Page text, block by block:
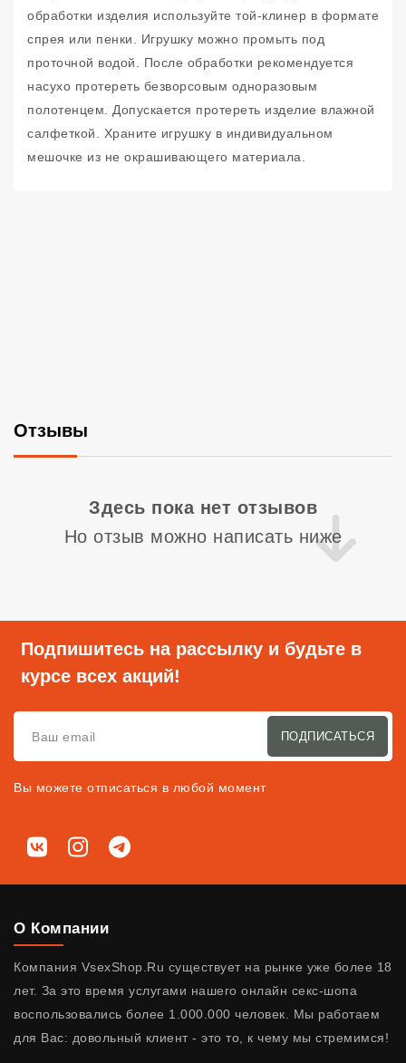
обработки изделия используйте той-клинер в формате
спрея или пенки. Игрушку можно промыть под
проточной водой. После обработки рекомендуется
насухо протереть безворсовым одноразовым
полотенцем. Допускается протереть изделие влажной
салфеткой. Храните игрушку в индивидуальном
мешочке из не окрашивающего материала.
Отзывы
Здесь пока нет отзывов
Но отзыв можно написать ниже
Подпишитесь на рассылку и будьте в
курсе всех акций!
ПОДПИСАТЬСЯ
Вы можете отписаться в любой момент
Мы в соц. сетях
ВКонтактеInstagramTelegram
О Компании
Компания VsexShop.Ru существует на рынке уже более 18
лет. За это время услугами нашего онлайн секс-шопа
воспользовались более 1.000.000 человек. Мы работаем
для Вас: довольный клиент - это то, к чему мы стремимся!